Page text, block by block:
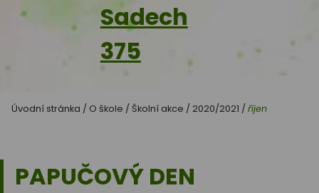
Sadech
375
Úvodní stránka / O škole / Školní akce / 2020/2021 / říjen
PAPUČOVÝ DEN